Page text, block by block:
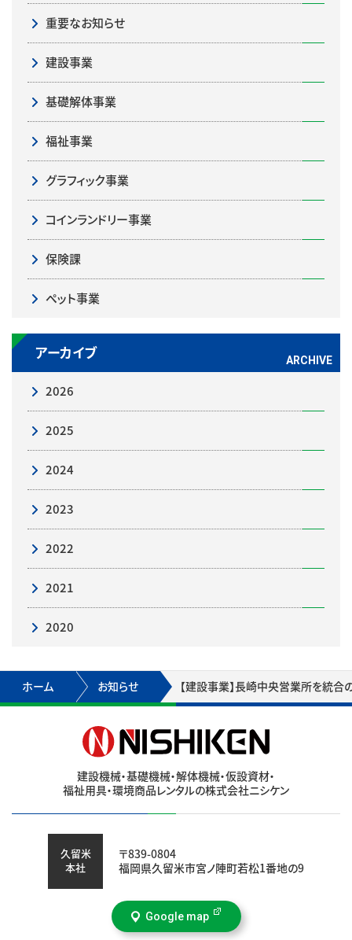
重要なお知らせ
建設事業
基礎解体事業
福祉事業
グラフィック事業
コインランドリー事業
保険課
ペット事業
アーカイブ
2026
2025
2024
2023
2022
2021
2020
ホーム お知らせ 【建設事業】長崎中央営業所を統合
建設機械・基礎機械・解体機械・仮設資材・
福祉用具・環境商品レンタルの株式会社ニシケン
久留米
本社
〒839-0804
福岡県久留米市宮ノ陣町若松1番地の9
Google map